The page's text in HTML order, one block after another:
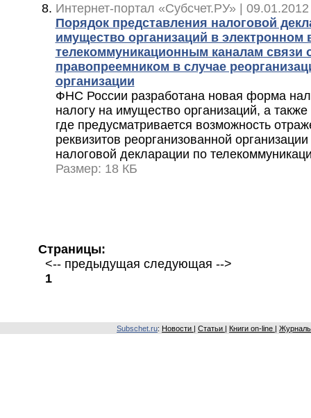
Интернет-портал «Субсчет.РУ» |
Порядок представления налоговой
имущество организаций в электронном
телекоммуникационным каналам связи
правопреемником в случае
организации
ФНС России разработана новая форма
налогу на имущество организаций, а
где предусматривается возможность
реквизитов реорганизованной
налоговой декларации по
Размер: 18 КБ
Страницы:
<-- предыдущая следующая -->
1
Subschet.ru: Новости Статьи Книги on-line